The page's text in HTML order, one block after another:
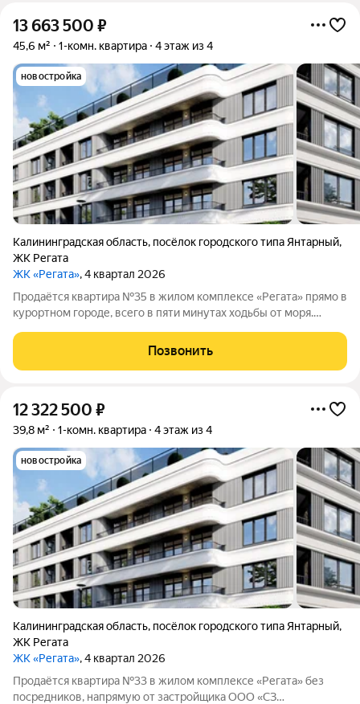
13 663 500 ₽
45,6 м² 1-комн. квартира 4 этаж из 4
новостройка
Калининградская область, посёлок городского типа Янтарный,
ЖК Регата
ЖК «Регата», 4 квартал 2026
Продаётся квартира №35 в жилом комплексе «Регата» прямо в
курортном городе, всего в пяти минутах ходьбы от моря.
Капитал», без привлечения посредников. Жилой комплекс
Позвонить
12 322 500 ₽
39,8 м² 1-комн. квартира 4 этаж из 4
новостройка
Калининградская область, посёлок городского типа Янтарный,
ЖК Регата
ЖК «Регата», 4 квартал 2026
Продаётся квартира №33 в жилом комплексе «Регата» без
посредников, напрямую от застройщика ООО «СЗ